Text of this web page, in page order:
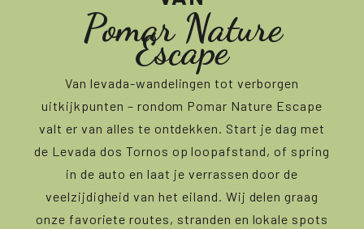
Pomar Nature
Escape
Van levada-wandelingen tot verborgen
uitkijkpunten – rondom Pomar Nature Escape
valt er van alles te ontdekken. Start je dag met
de Levada dos Tornos op loopafstand, of spring
in de auto en laat je verrassen door de
veelzijdigheid van het eiland. Wij delen graag
onze favoriete routes, stranden en lokale spots